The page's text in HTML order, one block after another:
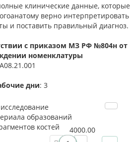
клинические данные, которые
верно интерпретировать
и поставить правильный диагноз.
с приказом МЗ РФ №804н от
номенклатуры
А08.21.001
дни: 3
образований
костей
4000.00